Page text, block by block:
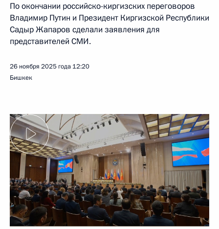
По окончании российско-киргизских переговоров
Владимир Путин и Президент Киргизской Республики
Садыр Жапаров сделали заявления для
представителей СМИ.
26 ноября 2025 года 12:20
Бишкек